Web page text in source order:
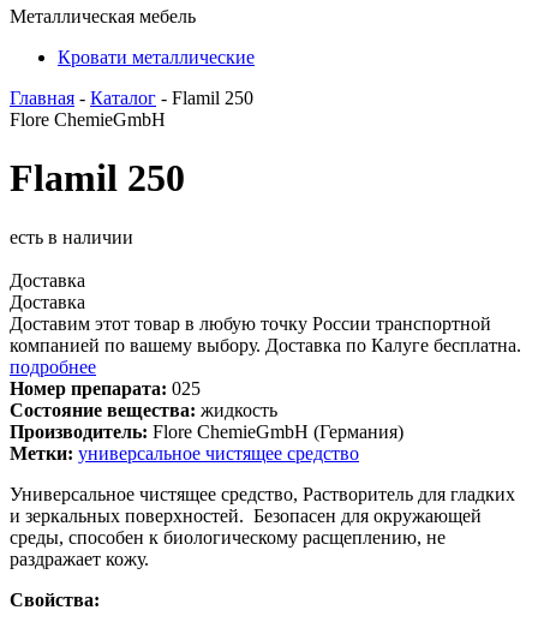
Металлическая мебель
Кровати металлические
Главная - Каталог - Flamil 250
Flore ChemieGmbH
Flamil 250
есть в наличии
Доставка
Доставка
Доставим этот товар в любую точку России транспортной
компанией по вашему выбору. Доставка по Калуге бесплатна.
подробнее
Номер препарата: 025
Состояние вещества: жидкость
Производитель: Flore ChemieGmbH (Германия)
Метки: универсальное чистящее средство
Универсальное чистящее средство, Растворитель для гладких
и зеркальных поверхностей. Безопасен для окружающей
среды, способен к биологическому расщеплению, не
раздражает кожу.
Свойства: